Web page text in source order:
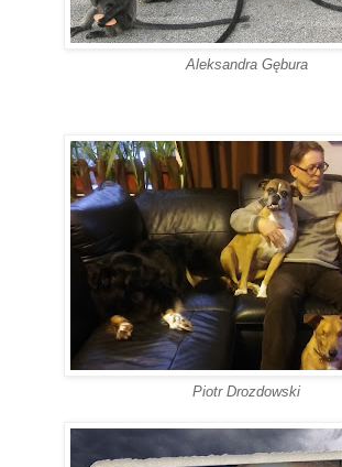
Aleksandra Gębura
Piotr Drozdowski